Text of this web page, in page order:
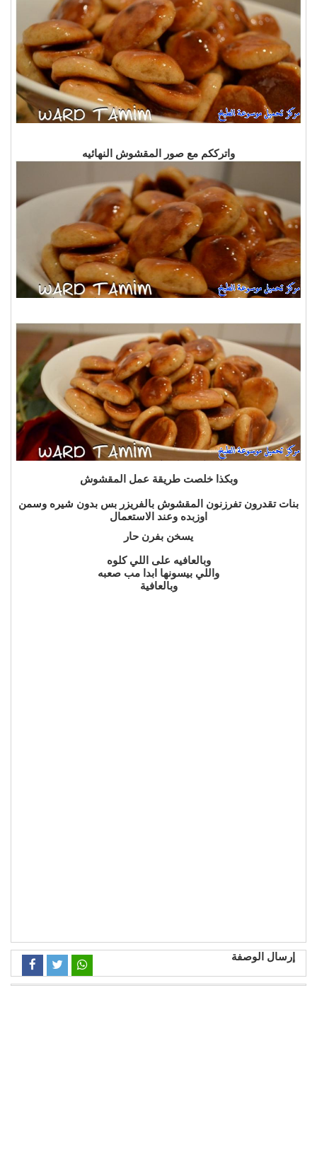
واترككم مع صور المقشوش النهائيه
وبكذا خلصت طريقة عمل المقشوش
بنات تقدرون تفرزنون المقشوش بالفريزر بس بدون شيره وسمن
اوزبده وعند الاستعمال
يسخن بفرن حار
وبالعافيه على اللي كلوه
واللي بيسونها ابدا مب صعبه
وبالعافية
إرسال الوصفة